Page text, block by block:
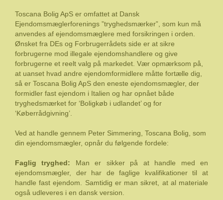
Toscana Bolig ApS er omfattet at Dansk
Ejendomsmæglerforenings ”tryghedsmærker”, som kun må
anvendes af ejendomsmæglere med forsikringen i orden.
Ønsket fra DEs og Forbrugerrådets side er at sikre
forbrugerne mod illegale ejendomshandlere og give
forbrugerne et reelt valg på markedet. Vær opmærksom på,
at uanset hvad andre ejendomformidlere måtte fortælle dig,
så er Toscana Bolig ApS den eneste ejendomsmægler, der
formidler fast ejendom i Italien og har opnået både
tryghedsmærket for ‘Boligkøb i udlandet’ og for
‘Køberrådgivning’.
Ved at handle gennem Peter Simmering, Toscana Bolig, som
din ejendomsmægler, opnår du følgende fordele:
Faglig tryghed: Man er sikker på at handle med en
ejendomsmægler, der har de faglige kvalifikationer til at
handle fast ejendom. Samtidig er man sikret, at al materiale
også udleveres i en dansk version.